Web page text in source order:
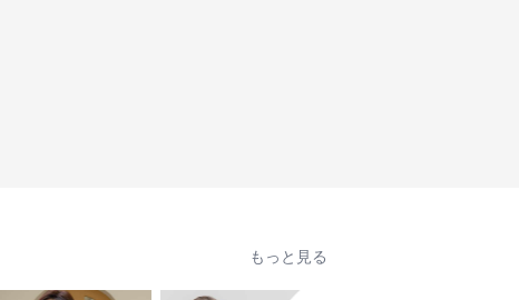
もっと見る